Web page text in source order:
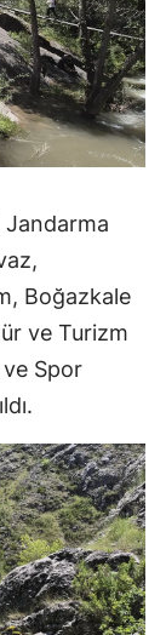
Jandarma
Boğazkale
ve Turizm
Spor